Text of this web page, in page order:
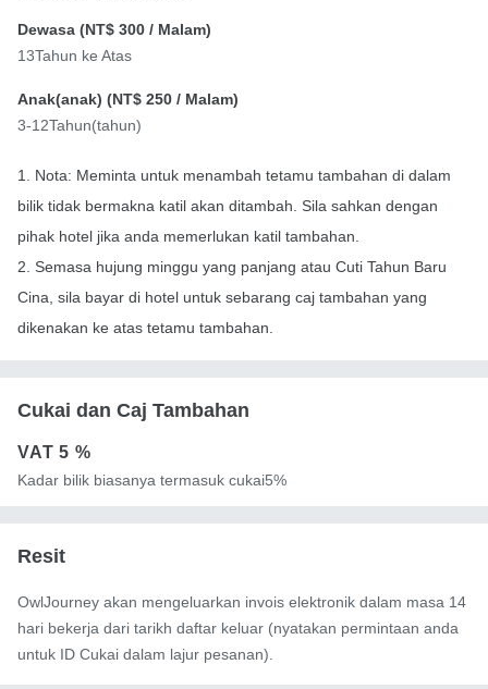
Dewasa (NT$ 300 / Malam)
13Tahun ke Atas
Anak(anak) (NT$ 250 / Malam)
3-12Tahun(tahun)
1. Nota: Meminta untuk menambah tetamu tambahan di dalam
bilik tidak bermakna katil akan ditambah. Sila sahkan dengan
pihak hotel jika anda memerlukan katil tambahan.
2. Semasa hujung minggu yang panjang atau Cuti Tahun Baru
Cina, sila bayar di hotel untuk sebarang caj tambahan yang
dikenakan ke atas tetamu tambahan.
Cukai dan Caj Tambahan
VAT5 %
Kadar bilik biasanya termasuk cukai5%
Resit
OwlJourney akan mengeluarkan invois elektronik dalam masa 14
hari bekerja dari tarikh daftar keluar (nyatakan permintaan anda
untuk ID Cukai dalam lajur pesanan).